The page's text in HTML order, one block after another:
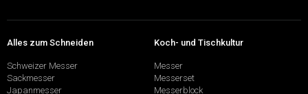
Alles zum Schneiden
Schweizer Messer
Sackmesser
Japanmesser
Koch- und Tischkultur
Messer
Messerset
Messerblock